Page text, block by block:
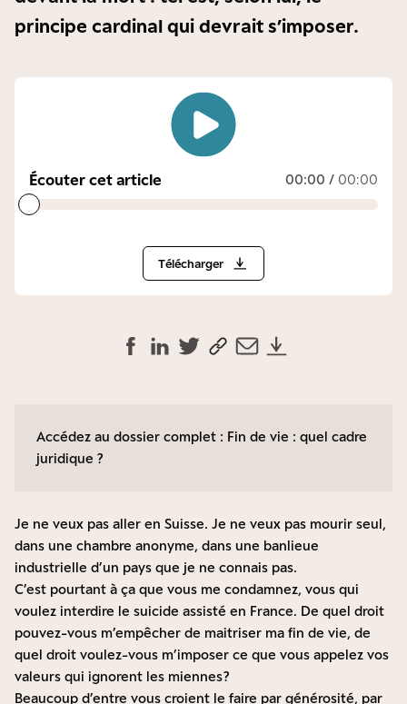
principe cardinal qui devrait s’imposer.
Écouter cet article 00:00 / 00:00
Télécharger
Accédez au dossier complet : Fin de vie : quel cadre
juridique ?
Je ne veux pas aller en Suisse. Je ne veux pas mourir seul,
dans une chambre anonyme, dans une banlieue
industrielle d’un pays que je ne connais pas.
C’est pourtant à ça que vous me condamnez, vous qui
voulez interdire le suicide assisté en France. De quel droit
pouvez-vous m’empêcher de maitriser ma fin de vie, de
quel droit voulez-vous m’imposer ce que vous appelez vos
valeurs qui ignorent les miennes ?
Beaucoup d’entre vous croient le faire par générosité, par